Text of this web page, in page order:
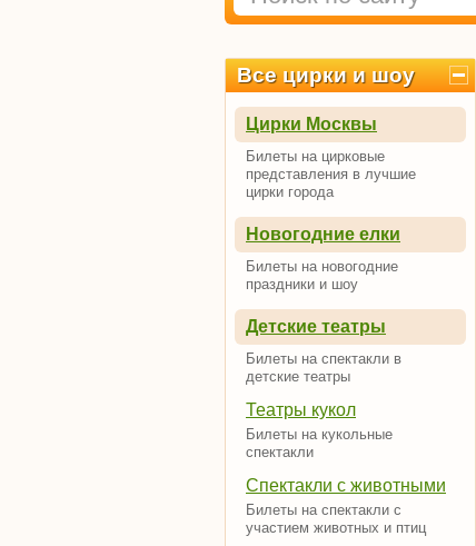
Все цирки и шоу
Цирки Москвы
Билеты на цирковые
представления в лучшие
цирки города
Новогодние елки
Билеты на новогодние
праздники и шоу
Детские театры
Билеты на спектакли в
детские театры
Театры кукол
Билеты на кукольные
спектакли
Спектакли с животными
Билеты на спектакли с
участием животных и птиц